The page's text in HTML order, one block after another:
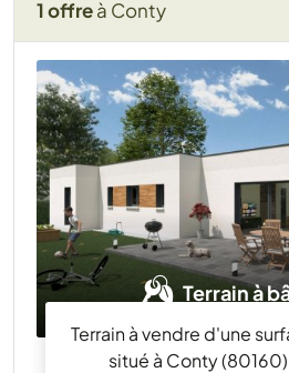
1 offreà Conty
Terrain à
Terrain à vendre d'une
situé à Conty